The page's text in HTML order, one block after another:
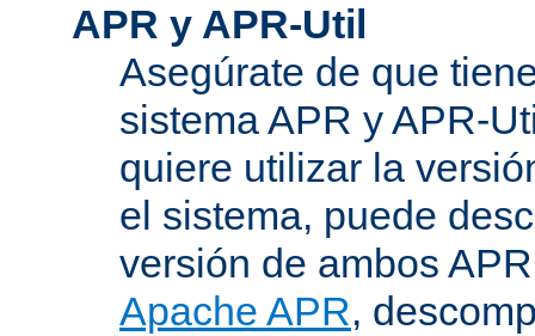
APR y APR-Util
Asegúrate de que
sistema APR y APR-
quiere utilizar la
el sistema, puede
versión de ambos
Apache APR,